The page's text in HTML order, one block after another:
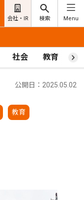
会社・IR 検索 Menu
社会 教育 ス
教育
公開日：2025.05.02